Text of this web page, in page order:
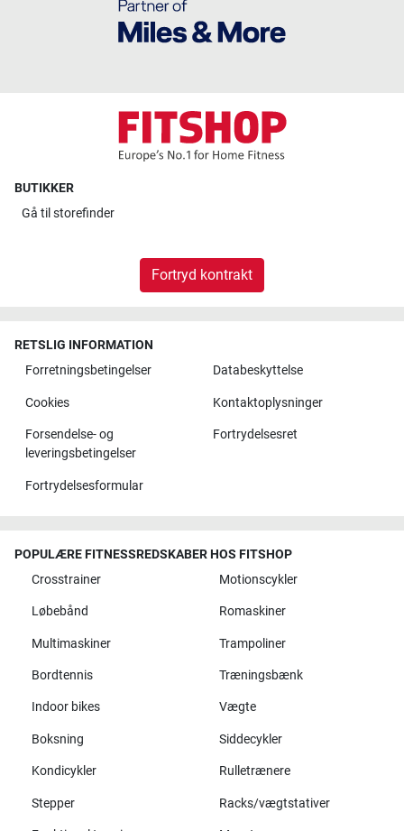
BUTIKKER
Gå til storefinder
Fortryd kontrakt
RETSLIG INFORMATION
Forretningsbetingelser
Databeskyttelse
Cookies Kontaktoplysninger
Forsendelse- og
leveringsbetingelser
Fortrydelsesret
Fortrydelsesformular
POPULÆRE FITNESSREDSKABER HOS FITSHOP
Crosstrainer
Motionscykler
Løbebånd Romaskiner
Multimaskiner Trampoliner
Bordtennis Træningsbænk
Indoor bikes Vægte
Boksning Siddecykler
Kondicykler Rulletrænere
Stepper Racks/vægtstativer